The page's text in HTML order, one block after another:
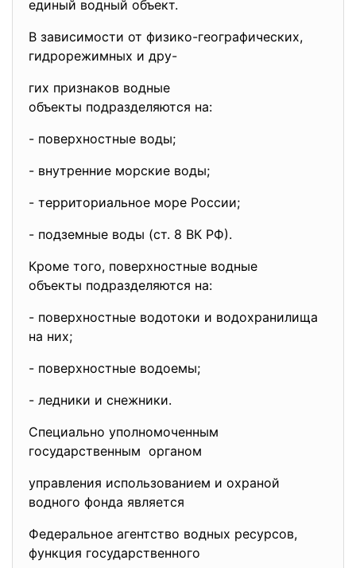
единый водный объект.
В зависимости от физико-географических,
гидрорежимных и дру-
гих признаков водные
объекты подразделяются на:
- поверхностные воды;
- внутренние морские воды;
- территориальное море России;
- подземные воды (ст. 8 ВК РФ).
Кроме того, поверхностные водные
объекты подразделяются на:
- поверхностные водотоки и водохранилища
на них;
- поверхностные водоемы;
- ледники и снежники.
Специально уполномоченным
государственным органом
управления использованием и охраной
водного фонда является
Федеральное агентство водных ресурсов,
функция государственного